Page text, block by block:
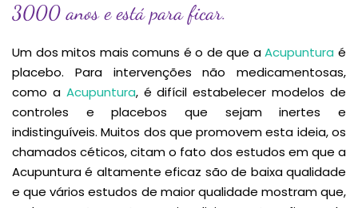
3000 anos e está para ficar.
Um dos mitos mais comuns é o de que aAcupuntura é
placebo. Para intervenções não medicamentosas,
como a Acupuntura, é difícil estabelecer modelos de
controles e placebos que sejam inertes e
indistinguíveis. Muitos dos que promovem esta ideia, os
chamados céticos, citam o fato dos estudos em que a
Acupuntura é altamente eficaz são de baixa qualidade
e que vários estudos de maior qualidade mostram que,